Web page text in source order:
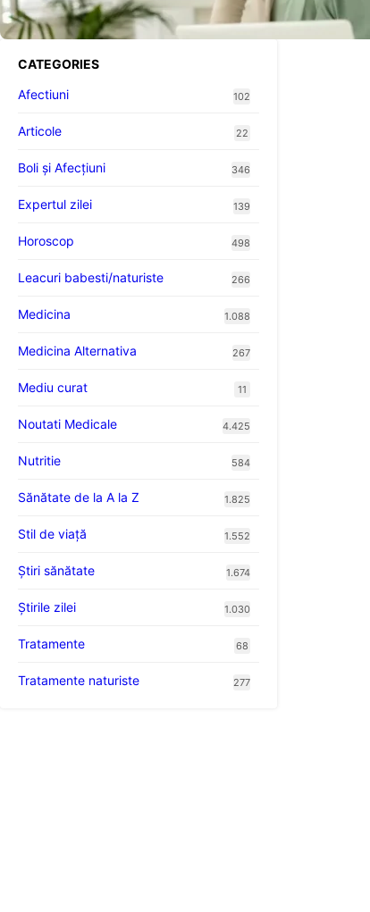
ajutoarele de până la 500
de lei în 2026
CATEGORIES
Afectiuni
102
Articole 22
Boli și Afecțiuni 346
Expertul zilei 139
Horoscop 498
Leacuri babesti/naturiste 266
Medicina 1.088
Medicina Alternativa 267
Mediu curat 11
Noutati Medicale 4.425
Nutritie 584
Sănătate de la A la Z 1.825
Stil de viaţă 1.552
Ştiri sănătate 1.674
Știrile zilei 1.030
Tratamente 68
Tratamente naturiste 277